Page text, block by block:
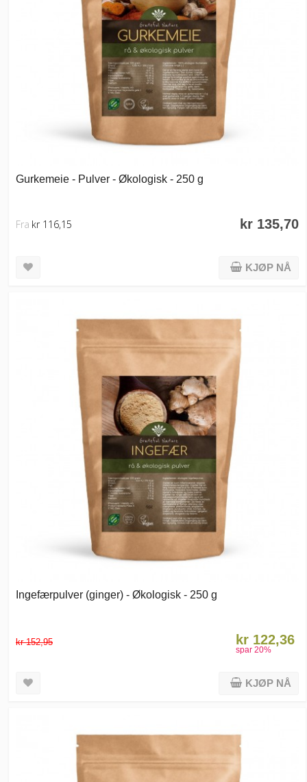
Gurkemeie - Pulver - Økologisk - 250 g
kr 135,70
Fra kr 116,15
KJØP NÅ
Ingefærpulver (ginger) - Økologisk - 250 g
kr 152,95 kr 122,36
spar 20%
KJØP NÅ